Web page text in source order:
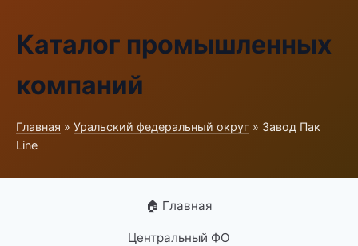
Каталог промышленных
компаний
Главная » Уральский федеральный округ » Завод Пак
Line
🏠 Главная
Центральный ФО